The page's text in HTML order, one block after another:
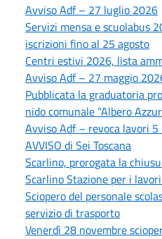
Avviso Adf – 27 luglio 2026
Servizi mensa e scuolabus
iscrizioni fino al 25 agosto
Centri estivi 2026, lista
Avviso Adf – 27 maggio
Pubblicata la graduatoria
nido comunale “Albero
Avviso Adf – revoca lavori
AVVISO di Sei Toscana
Scarlino, prorogata la
Scarlino Stazione per i
Sciopero del personale
servizio di trasporto
Venerdì 28 novembre